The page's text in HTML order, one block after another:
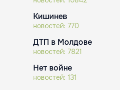
Кишинев
новостей: 770
ДТП в Молдове
новостей: 7821
Нет войне
новостей: 131